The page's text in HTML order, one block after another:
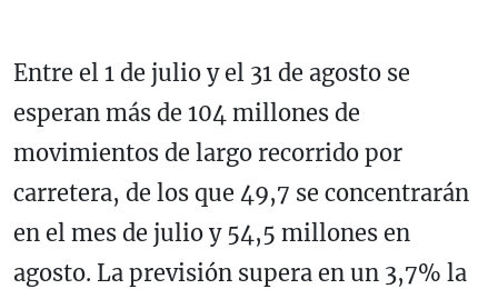
Entre el 1 de julio y el 31 de agosto se
esperan más de 104 millones de
movimientos de largo recorrido por
carretera, de los que 49,7 se concentrarán
en el mes de julio y 54,5 millones en
agosto. La previsión supera en un 3,7% la